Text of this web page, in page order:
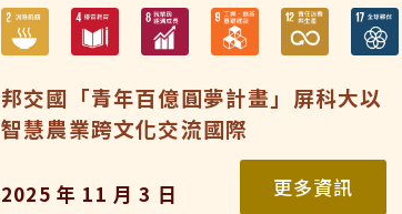
邦交國「青年百億圓夢計畫」屏科大以
智慧農業跨文化交流國際
2025 年 11 月 3 日 更多資訊